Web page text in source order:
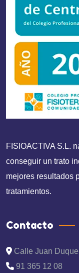
FISIOACTIVA S.L.
conseguir un trato
mejores resultados
tratamientos.
Contacto
Calle Juan
91 365 12 08